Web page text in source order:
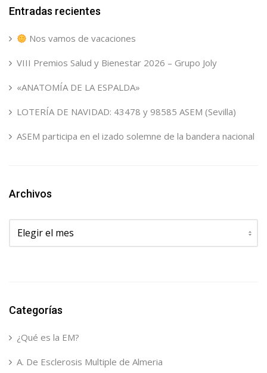
Entradas recientes
Nos vamos de vacaciones
VIII Premios Salud y Bienestar 2026 – Grupo Joly
«ANATOMÍA DE LA ESPALDA»
LOTERÍA DE NAVIDAD: 43478 y 98585 ASEM (Sevilla)
ASEM participa en el izado solemne de la bandera nacional
Archivos
Archivos
Categorías
¿Qué es la EM?
A. De Esclerosis Multiple de Almeria